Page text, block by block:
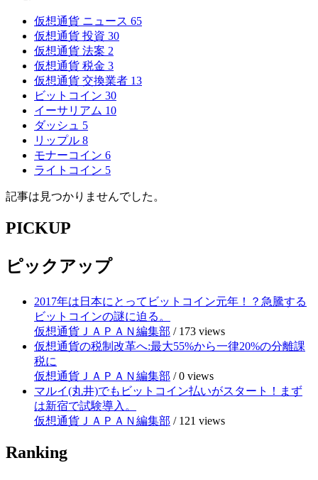
仮想通貨 ニュース 65
仮想通貨 投資 30
仮想通貨 法案 2
仮想通貨 税金 3
仮想通貨 交換業者 13
ビットコイン 30
イーサリアム 10
ダッシュ 5
リップル 8
モナーコイン 6
ライトコイン 5
記事は見つかりませんでした。
PICKUP
ピックアップ
2017年は日本にとってビットコイン元年！？急騰する
ビットコインの謎に迫る。
仮想通貨ＪＡＰＡＮ編集部 / 173 views
仮想通貨の税制改革へ:最大55%から一律20%の分離課
税に
仮想通貨ＪＡＰＡＮ編集部 /0 views
マルイ(丸井)でもビットコイン払いがスタート！まず
は新宿で試験導入。
仮想通貨ＪＡＰＡＮ編集部 / 121 views
Ranking